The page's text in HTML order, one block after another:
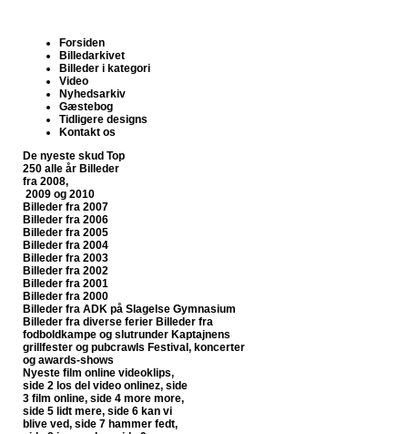
Forsiden
Billedarkivet
Billeder i kategori
Video
Nyhedsarkiv
Gæstebog
Tidligere designs
Kontakt os
De nyeste skud Top
250 alle år Billeder
fra 2008,
2009 og 2010
Billeder fra 2007
Billeder fra 2006
Billeder fra 2005
Billeder fra 2004
Billeder fra 2003
Billeder fra 2002
Billeder fra 2001
Billeder fra 2000
Billeder fra ADK på Slagelse Gymnasium
Billeder fra diverse ferier Billeder fra
fodboldkampe og slutrunder Kaptajnens
grillfester og pubcrawls Festival, koncerter
og awards-shows
Nyeste film online videoklips,
side 2 los del video onlinez, side
3 film online, side 4 more more,
side 5 lidt mere, side 6 kan vi
blive ved, side 7 hammer fedt,